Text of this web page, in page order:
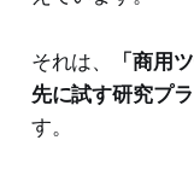
それは、
「商用
先に試す研究プ
す。